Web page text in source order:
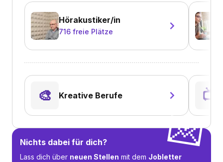
Hörakustiker/in
716 freie Plätze
🎨 Kreative Berufe 📺️
💌
Nichts dabei für dich?
Lass dich über neuen Stellen mit dem Jobletter